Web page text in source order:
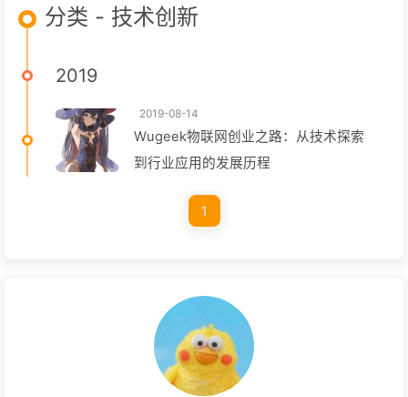
分类 - 技术创新
2019
2019-08-14
Wugeek物联网创业之路：从技术探索
到行业应用的发展历程
1